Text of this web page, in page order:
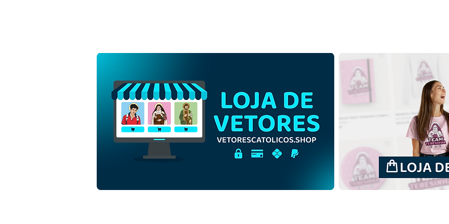
Santa Maria Madalena |
Download Grátis Vetor
Contorno Monocromático
Santa Maria Madalena |
Download Grátis Ilustração
Contorno sem fundo em